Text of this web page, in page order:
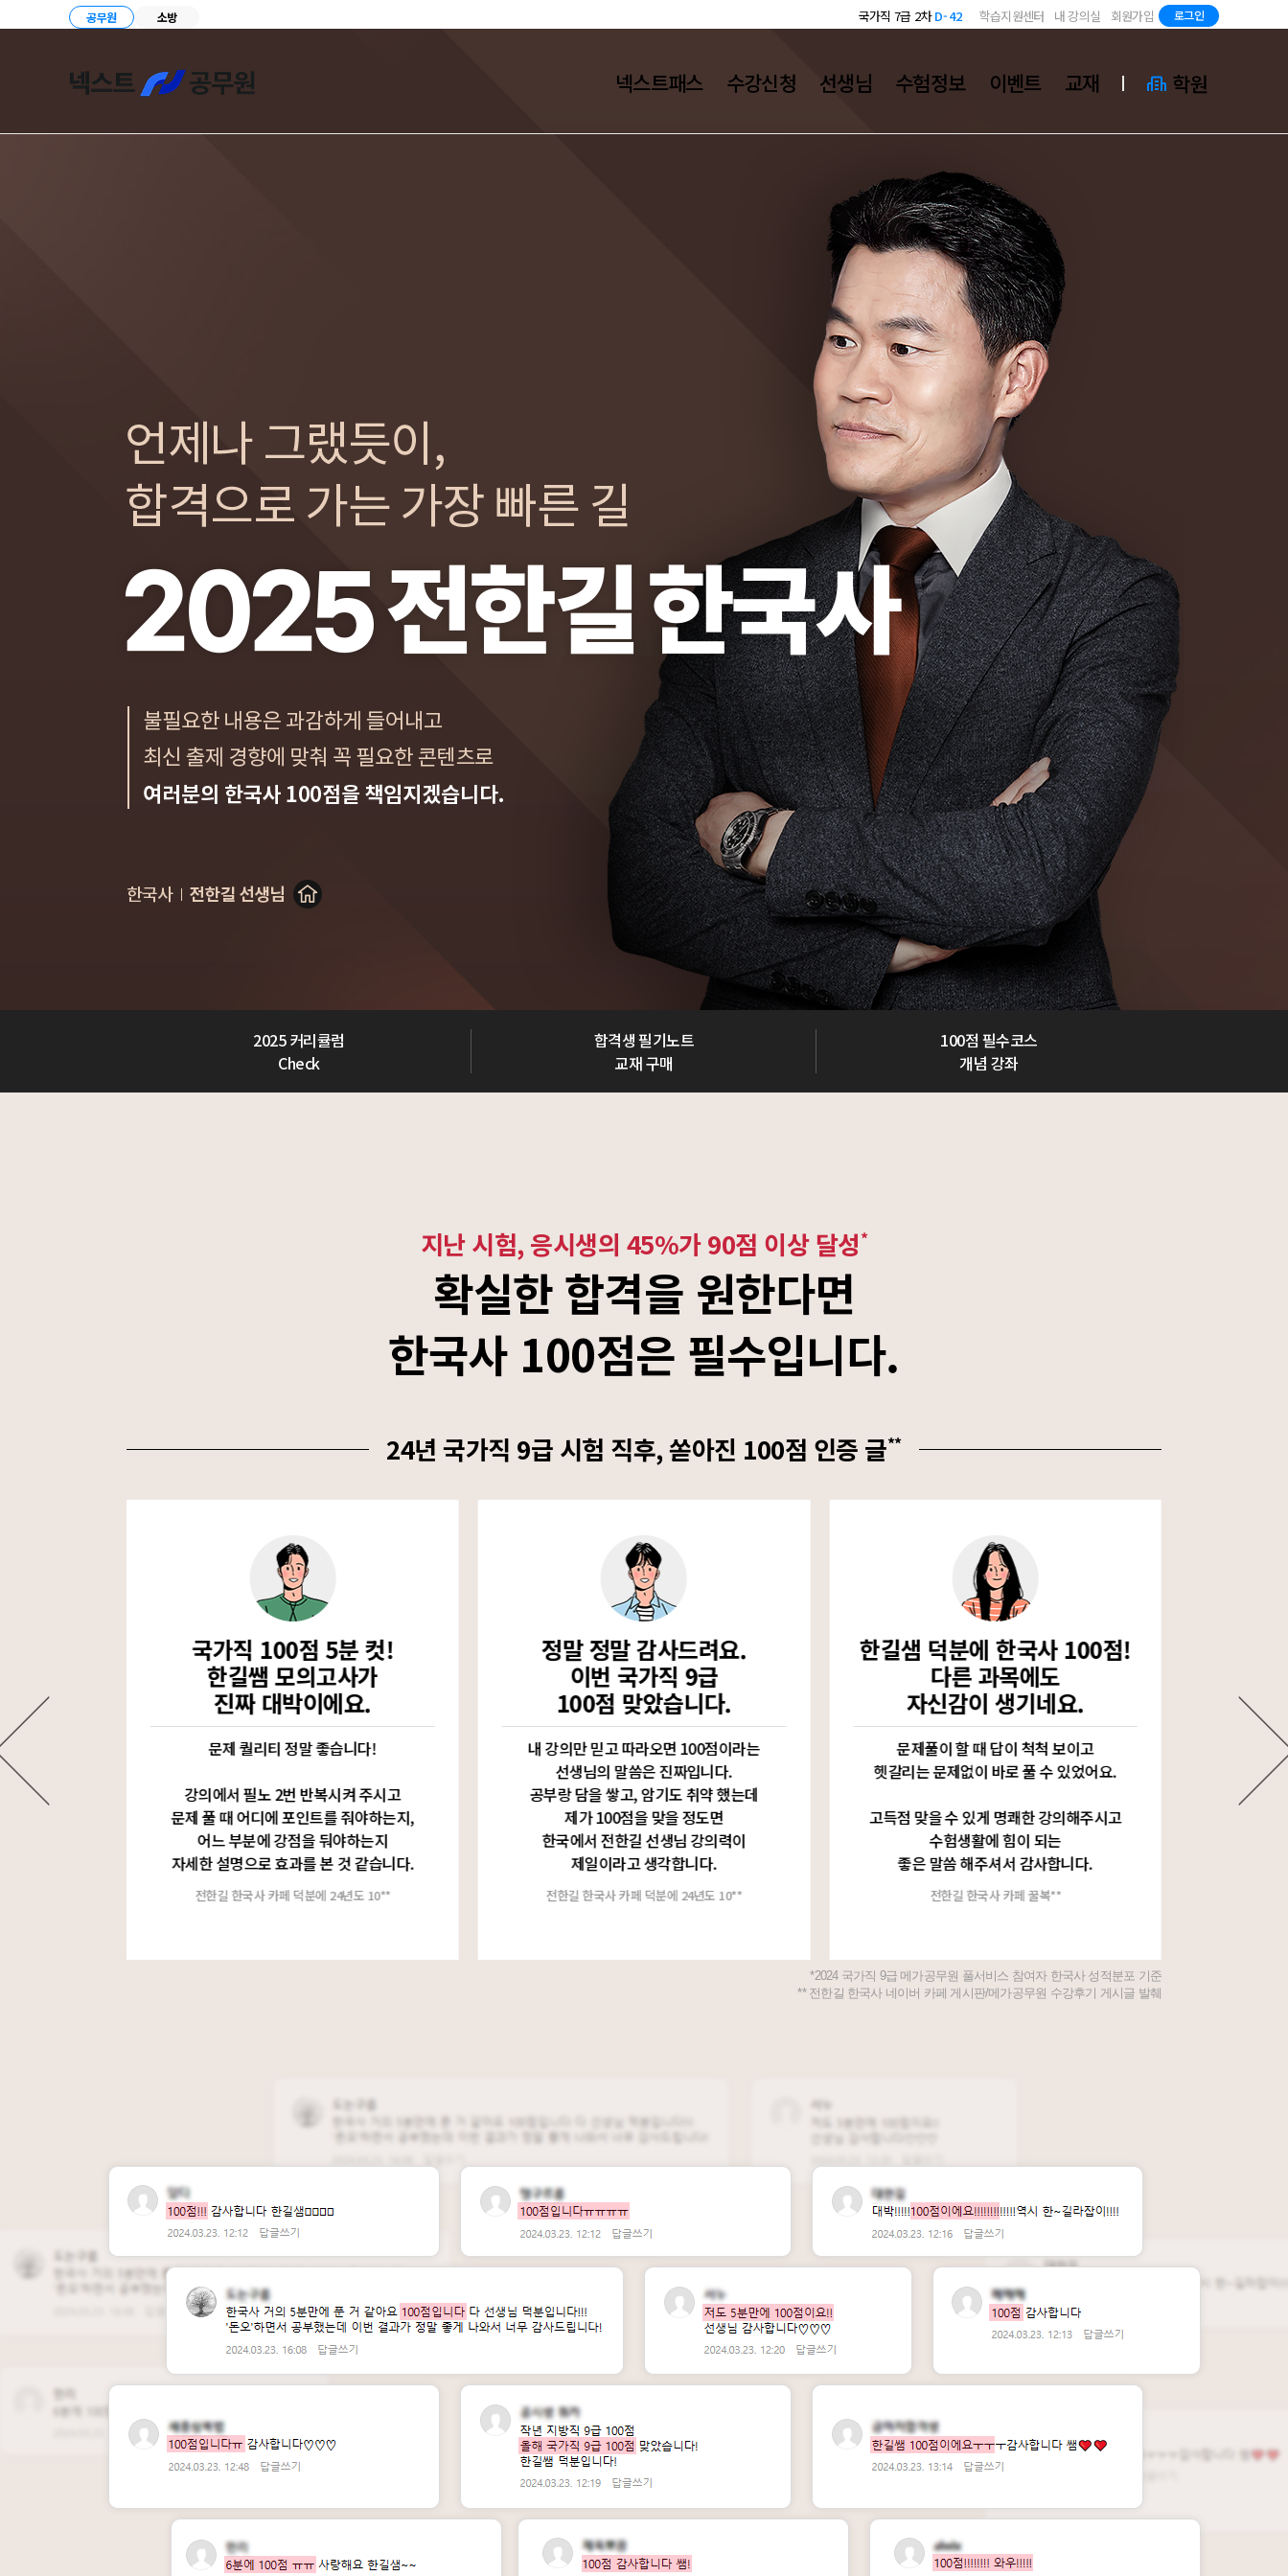
공무원 소방 학습지원센터 내 강의실 회원가입 로그인
국가직 7급 2차 D-42
지방직 7급D-84
국가직 7급 2차D-42
넥스트패스 수강신청 선생님 수험정보 이벤트 교재 학원
2025 커리큘럼
Check
합격생 필기노트
교재 구매
100점 필수코스
개념 강좌
지난 시험, 응시생의 45%가 90점 이상 달성*
확실한 합격을 원한다면
한국사 100점은 필수입니다.
24년 국가직 9급 시험 직후, 쏟아진 100점 인증 글**
고
었어요.
국가직 100점 5분 컷!
한길쌤 모의고사가
진짜 대박이에요.
문제 퀄리티 정말 좋습니다!
강의에서 필노 2번 반복시켜 주시고
문제 풀 때 어디에 포인트를 줘야하는지,
어느 부분에 강점을 둬야하는지
자세한 설명으로 효과를 본 것 같습니다.
전한길 한국사 카페 덕분에 24년도 10**
정말 정말 감사드려요.
이번 국가직 9급
100점 맞았습니다.
내 강의만 믿고 따라오면 100점이라는
선생님의 말씀은 진짜입니다.
공부랑 담을 쌓고, 암기도 취약 했는데
제가 100점을 맞을 정도면
한국에서 전한길 선생님 강의력이
제일이라고 생각합니다.
전한길 한국사 카페 덕분에 24년도 10**
한길샘 덕분에 한국사 100점!
다른 과목에도
자신감이 생기네요.
문제풀이 할 때 답이 척척 보이고
헷갈리는 문제없이 바로 풀 수 있었어요.
고득점 맞을 수 있게 명쾌한 강의해주시고
수험생활에 힘이 되는
좋은 말씀 해주셔서 감사합니다.
전한길 한국사 카페 꿀복**
강의에
*2024 국가직 9급 메가공무원 풀서비스 참여자 한국사 성적분포 기준
** 전한길 한국사 네이버 카페 게시판/메가공무원 수강후기 게시글 발췌